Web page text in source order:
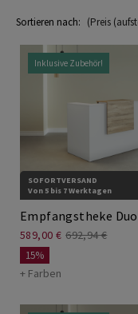
Sortieren nach:
SOFORTVERSAND
Von 5 bis 7 Werktagen
Inklusive Zubehör!
Empfangstheke
589,00 € 692,94 €
15%
+ Farben
Barhocker
Stehtische